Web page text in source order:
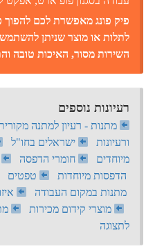
פיק פונג מאפשרת לכם להפוך
לתלות או מוצר שניתן
השירות מסור, האיכות טובה
רעיונות נוספים
מתנות - רעיון למתנה
ורעיונות
ישראלים בחו"ל
מיוחדים
חומרי הדפסה
הדפסות מיוחדות
טפטים
מתנות במקום העבודה
מוצרי קידום מכירות
לתצוגה